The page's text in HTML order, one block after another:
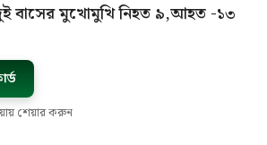
দুই বাসের মুখোমুখি নিহত ৯,আহত -১৩
শেয়ার করুন